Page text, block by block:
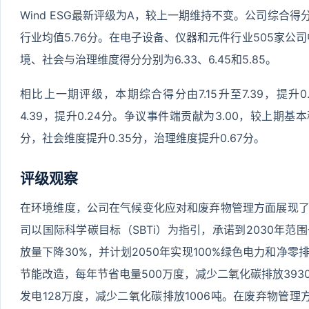
Wind ESG最新评级为A，较上一期维持不变。公司综合得
行业均值5.76分。在电子设备、仪器和元件行业505家公
境、社会与治理维度得分分别为6.33、6.45和5.85。
相比上一期评级，本期综合得分由7.15升至7.39，提升
4.39，提升0.24分。争议事件端贡献为3.00，较上期基
分，社会维度提升0.35分，治理维度提升0.67分。
评级观察
在环境维度，公司在气候变化应对和废弃物管理方面展现
司以国际科学碳目标（SBTi）为指引，承诺到2030年范
放量下降30%，并计划2050年实现100%绿色电力和净零
节能改造，每年节省电量500万度，减少二氧化碳排放
发电128万度，减少二氧化碳排放1006吨。在废弃物管理